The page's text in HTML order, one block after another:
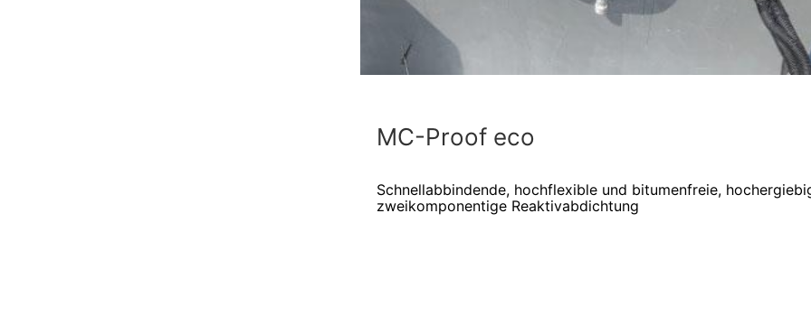
MC-Proof eco
Schnellabbindende, hochflexible und bitumenfreie,
zweikomponentige Reaktivabdichtung